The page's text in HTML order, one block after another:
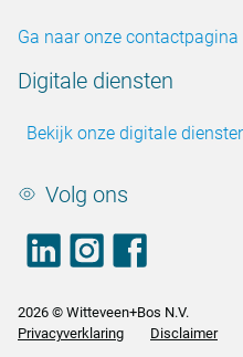
Ga naar onze contactpagina
Digitale diensten
Bekijk onze digitale
Volg ons
LinkedInfooter.instagram
2026 © Witteveen+Bos N.V.
Privacyverklaring
Disclaimer